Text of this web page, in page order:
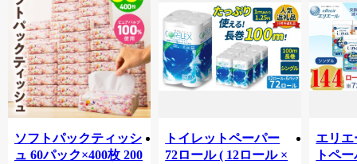
ソフトパックティッシ
ュ 60パック×400枚 200
トイレットペーパー
72ロール ( 12ロール ×
エリ
トペ